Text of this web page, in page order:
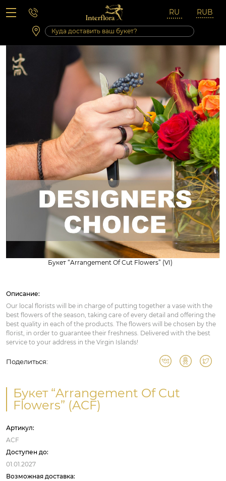
Вопросы-ответы
Сб 10:00 ‐ 14:00
Выходные и праздничные дни
Букет “Arrangement Of Cut Flowers” (VI)
Описание:
Our local florists will be in charge of putting together a vase with the
best flowers of the season, taking care of every detail and offering the
best quality in each of the products. The flowers will be chosen by the
florist, in order to guarantee their freshness. Delivered with the best
service to your address in the Virgin Islands!
Поделиться:
Букет “Arrangement Of Cut
Flowers” (ACF)
Артикул:
ACF
Доступен до:
01.01.2027
Возможная доставка: